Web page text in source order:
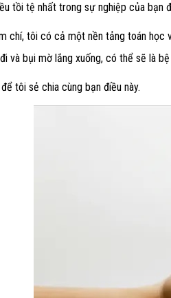
tồi tệ nhất trong sự nghiệp của bạn
chí, tôi có cả một nền tảng toán học
và bụi mờ lắng xuống, có thể sẽ là
tôi sẻ chia cùng bạn điều này.